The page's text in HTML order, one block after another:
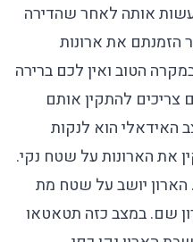
אותה לאחר שהדירה
הזמנתם את ארונות
הטוב ואין לכם ברירה
צריכים להתקין אותם
האידאלי הוא לנקות
את הארונות על שטח נקי.
הארון יושב על שטח מת
שם. במצב כזה תטאטאו